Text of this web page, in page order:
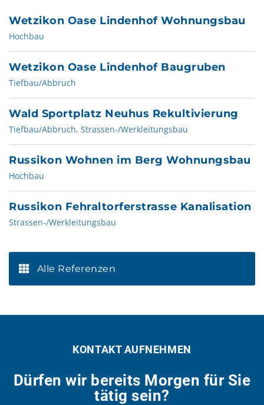
Wetzikon Oase Lindenhof Wohnungsbau
Hochbau
Wetzikon Oase Lindenhof Baugruben
Tiefbau/Abbruch
Wald Sportplatz Neuhus Rekultivierung
Tiefbau/Abbruch, Strassen-/Werkleitungsbau
Russikon Wohnen im Berg Wohnungsbau
Hochbau
Russikon Fehraltorferstrasse Kanalisation
Strassen-/Werkleitungsbau
Alle Referenzen
KONTAKT AUFNEHMEN
Dürfen wir bereits Morgen für Sie
tätig sein?